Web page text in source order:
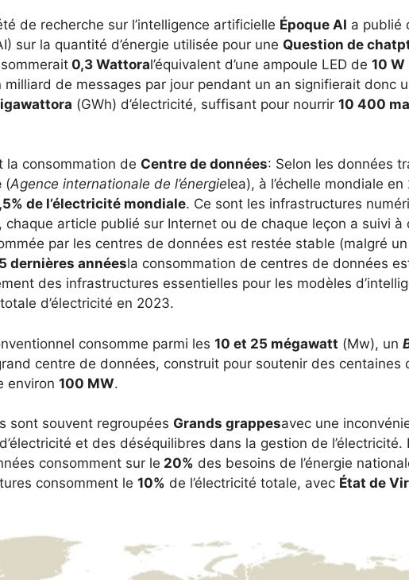
de recherche sur l’intelligence artificielle Époque AI a publié
sur la quantité d’énergie utilisée pour une Question de
0,3 Wattoral’équivalent d’une ampoule LED de 10 W
de messages par jour pendant un an signifierait donc
(GWh) d’électricité, suffisant pour nourrir 10 400
la consommation de Centre de données: Selon les données
(Agence internationale de l’énergieIea), à l’échelle mondiale
de l’électricité mondiale. Ce sont les infrastructures
article publié sur Internet ou de chaque leçon a suivi à
par les centres de données est restée stable (malgré
5 dernières annéesla consommation de centres de données
des infrastructures essentielles pour les modèles
d’électricité en 2023.
consomme parmi les 10 et 25 mégawatt (Mw), un
centre de données, construit pour soutenir des centaines
environ 100 MW.
sont souvent regroupées Grands grappesavec une
et des déséquilibres dans la gestion de l’électricité.
consomment sur le 20% des besoins de l’énergie
consomment le 10% de l’électricité totale, avec État de